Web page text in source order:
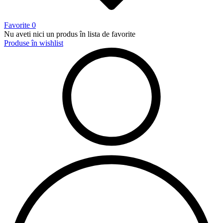
Favorite 0
Nu aveti nici un produs în lista de favorite
Produse în wishlist